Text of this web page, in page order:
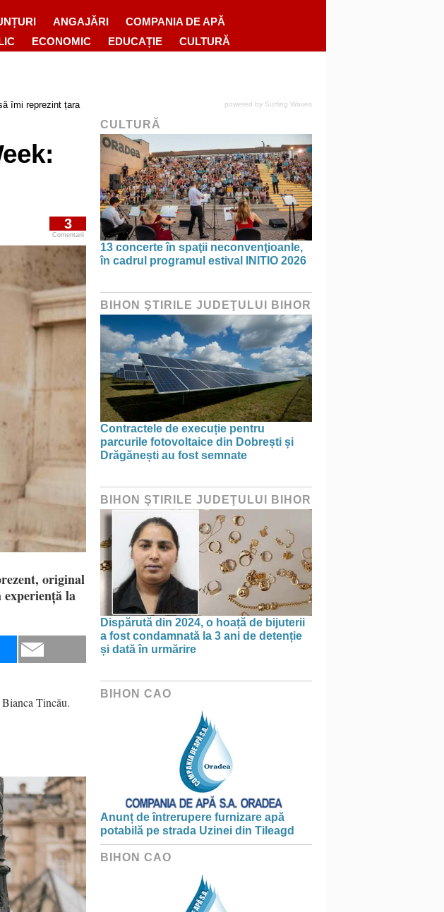
ANGAJĂRI
COMPANIA DE APĂ
ECONOMIC EDUCAȚIE CULTURĂ
îmi reprezint țara
3
Comentarii
original
la
Tincău.
powered by Surfing Waves
CULTURĂ
13 concerte în spaţii neconvenţioanle,
în cadrul programul estival INITIO 2026
BIHON ŞTIRILE JUDEŢULUI BIHOR
Contractele de execuție pentru
parcurile fotovoltaice din Dobrești și
Drăgănești au fost semnate
BIHON ŞTIRILE JUDEŢULUI BIHOR
Dispărută din 2024, o hoață de bijuterii
a fost condamnată la 3 ani de detenție
și dată în urmărire
BIHON CAO
Anunț de întrerupere furnizare apă
potabilă pe strada Uzinei din Tileagd
BIHON CAO